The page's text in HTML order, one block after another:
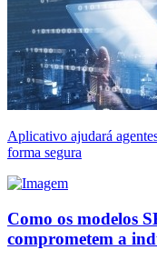
Aplicativo ajudará
forma segura
Como os modelos
comprometem a